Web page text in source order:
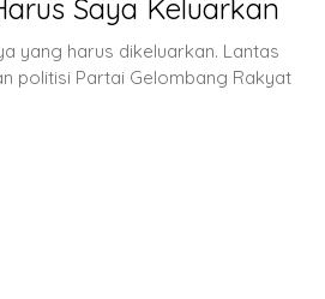
Saya Keluarkan
yang harus dikeluarkan. Lantas
politisi Partai Gelombang Rakyat